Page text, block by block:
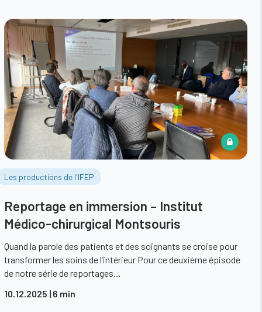
Les productions de l'IFEP
Reportage en immersion – Institut
Médico-chirurgical Montsouris
Quand la parole des patients et des soignants se croise pour
transformer les soins de l’intérieur Pour ce deuxième épisode
de notre série de reportages…
10.12.2025 | 6 min